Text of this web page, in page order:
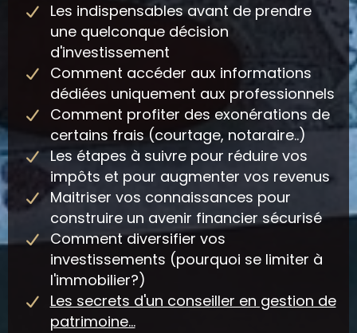
Les indispensables avant de prendre
une quelconque décision
d'investissement
Comment accéder aux informations
dédiées uniquement aux professionnels
Comment profiter des exonérations de
certains frais (courtage, notaraire..)
Les étapes à suivre pour réduire vos
impôts et pour augmenter vos revenus
Maitriser vos connaissances pour
construire un avenir financier sécurisé
Comment diversifier vos
investissements (pourquoi se limiter à
l'immobilier?)
Les secrets d'un conseiller en gestion de
patrimoine...